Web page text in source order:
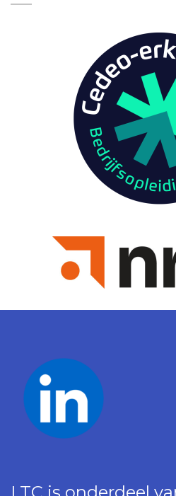
LTC is onderdeel